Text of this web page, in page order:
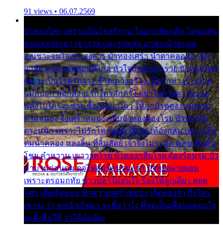
91 views • 06.07.2569
บัวทองโศก เพราะเป็นโรครักรุม ในอกกลัดกลุ้ม โดนแฟน
หนุ่มหลอกเอา เขารวย และรูปหล่อ มาพะเน้าพะนอ
ออเซาะจนใจเบา สงสาร บัวทองเศร้า น้ำตาคลอเบ้า เฝ้า
อาลัย หนุ่มรูปหล่อหนีไกล หัวใจบัวทองระรวย บัวทองโศก
เพราะเป็นโรครักจาง ชีวิตเคว้งคว้าง เมื่อรักห่างร้างไกล
แม่ก็บอก พ่อก็สั่งจะรักใครสักครั้ง อย่าไปหวังความรวย
พลั้งไปใครจะช่วย ซื้อเปลมาไกว ให้ลูกบัวทอง เวรกรรม
ตามสนอง จึงเศร้าหมอง กลีบบัวทองต้องโรย บัวทองไม่
ตระหนัก เพราะไม่รักโคลนตม บัวทองท้องกลม เพราะลืม
ตมน้ำคลอง หลงลิ้น ที่สิ้นสัตย์ เจ้าจึงไม่ระมัด หลงกลิ่นลิ้น
โชย คำหวาน เขาวาดโรย บัวทองกลีบโรย ต้องร้อนรุม บัว
มาบานก่อนตูม ดุจไฟสุมร้อนรุมอุรา บัวทองผ่ายผอม
เพราะตรอมฤทัย ข้าวปลาไม่สนใจ ร้องไห้ลูกเดียว หยุด
โศก เสียเถิดทอง พักความเศร้าหมอง เถิดทองจ๋า ถึงใคร
เขาจะว่า ลูกเจ้าเกิดมา จะชื่อว่าไง พี่ขอเป็นเพื่อนปลอบใจ
จะตั้งชื่อให้ ว่าไอ้บังเอิญ